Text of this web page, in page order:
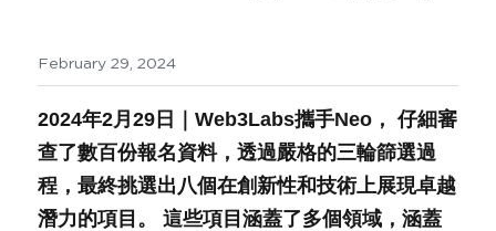
February 29, 2024
2024年2月29日｜Web3Labs攜手Neo， 仔細審
查了數百份報名資料，透過嚴格的三輪篩選過
程，最終挑選出八個在創新性和技術上展現卓越
潛力的項目。 這些項目涵蓋了多個領域，涵蓋